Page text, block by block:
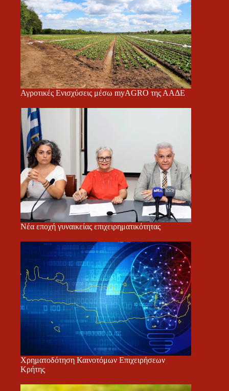
Αγροτικές Ενισχύσεις μέσω myAGRO της ΑΑΔΕ
Νέα εποχή γυναικείας επιχειρηματικότητας
Χρηματοδότηση Καινοτόμων Επιχειρήσεων
Κρήτης